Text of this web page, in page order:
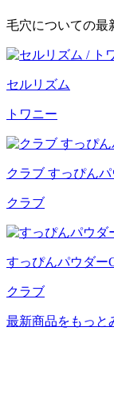
毛穴についての最
セルリズム
トワニー
クラブ すっぴん
クラブ
すっぴんパウダー
クラブ
最新商品をもっと